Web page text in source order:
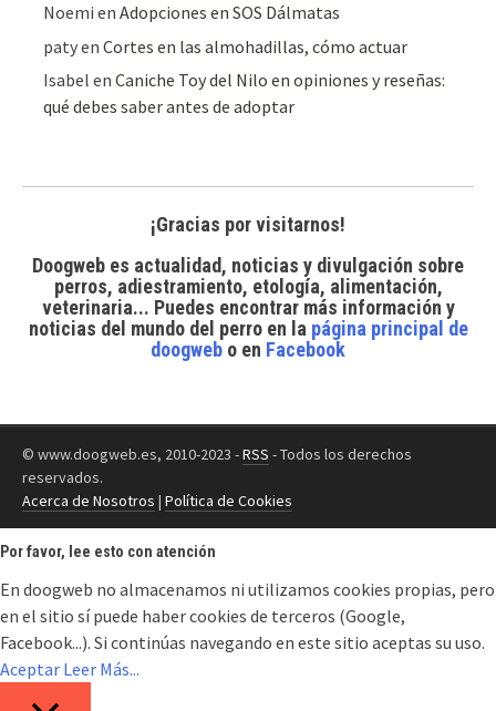
Noemi enAdopciones en SOS Dálmatas
patyenCortes en las almohadillas, cómo actuar
Isabel enCaniche Toy del Nilo en opiniones y reseñas:
qué debes saber antes de adoptar
¡Gracias por visitarnos!
Doogweb es actualidad, noticias y divulgación sobre
perros, adiestramiento, etología, alimentación,
veterinaria... Puedes encontrar más información y
noticias del mundo del perroen la página principal de
doogweb o en Facebook
© www.doogweb.es, 2010-2023 -RSS - Todos los derechos
reservados.
Acerca de Nosotros | Política de Cookies
Por favor, lee esto con atención
En doogweb no almacenamos ni utilizamos cookies propias, pero
en el sitio sí puede haber cookies de terceros (Google,
Facebook...). Si continúas navegando en este sitio aceptas su uso.
Aceptar Leer Más...